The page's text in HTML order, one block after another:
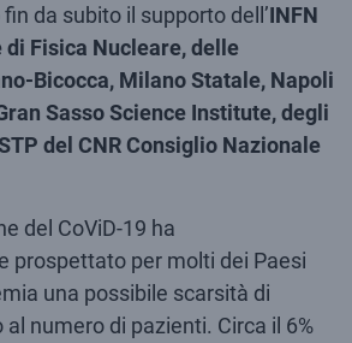
da subito il supporto dell’INFN
Fisica Nucleare, delle
Bicocca, Milano Statale, Napoli
Sasso Science Institute, degli
del CNR Consiglio Nazionale
del CoViD-19 ha
prospettato per molti dei Paesi
una possibile scarsità di
numero di pazienti. Circa il 6%